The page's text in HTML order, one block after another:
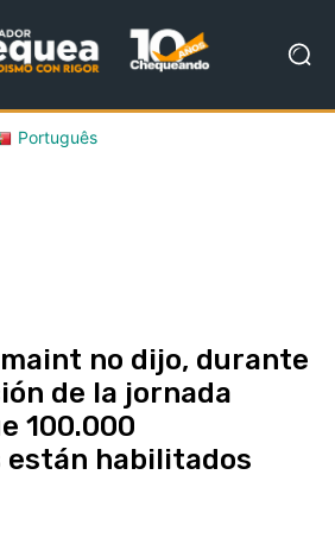
Português
no dijo, durante
de la jornada
100.000
están habilitados